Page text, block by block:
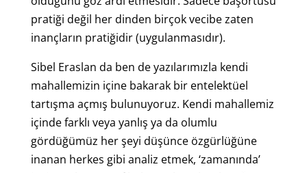
pratiği değil her dinden birçok vecibe zaten
inançların pratiğidir (uygulanmasıdır).
Sibel Eraslan da ben de yazılarımızla kendi
mahallemizin içine bakarak bir entelektüel
tartışma açmış bulunuyoruz. Kendi mahallemiz
içinde farklı veya yanlış ya da olumlu
gördüğümüz her şeyi düşünce özgürlüğüne
inanan herkes gibi analiz etmek, ‘zamanında’